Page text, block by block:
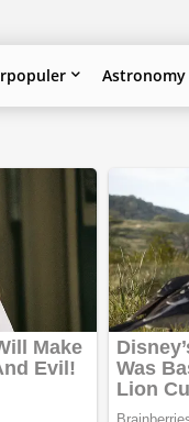
Astronomy